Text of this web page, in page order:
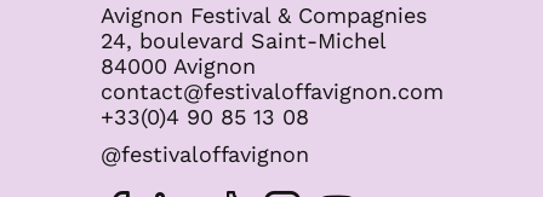
Avignon Festival & Compagnies
24, boulevard Saint-Michel
84000 Avignon
contact@festivaloffavignon.com
+33(0)4 90 85 13 08
@festivaloffavignon